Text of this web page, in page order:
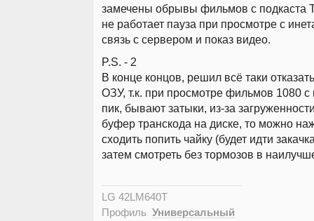
замечены обрывы фильмов с подкаста
не работает пауза при просмотре с
связь с сервером и показ видео.
P.S. - 2
В конце концов, решил всё таки
ОЗУ, т.к. при просмотре фильмов 1080 с
пик, бывают затыки, из-за
буфер транскода на диске, то можно
сходить попить чайку (будет идти
затем смотреть без тормозов в
LG 42LM640T
Профиль Универсальный